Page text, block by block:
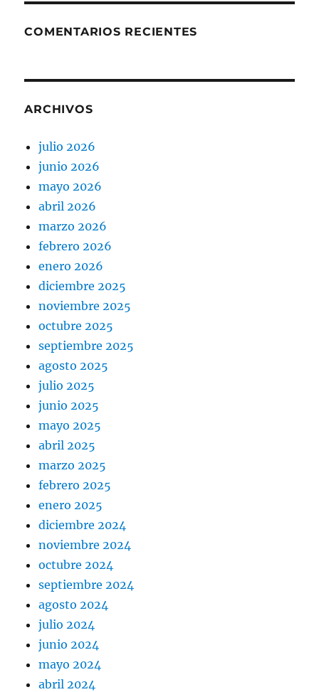
COMENTARIOS RECIENTES
ARCHIVOS
julio 2026
junio 2026
mayo 2026
abril 2026
marzo 2026
febrero 2026
enero 2026
diciembre 2025
noviembre 2025
octubre 2025
septiembre 2025
agosto 2025
julio 2025
junio 2025
mayo 2025
abril 2025
marzo 2025
febrero 2025
enero 2025
diciembre 2024
noviembre 2024
octubre 2024
septiembre 2024
agosto 2024
julio 2024
junio 2024
mayo 2024
abril 2024